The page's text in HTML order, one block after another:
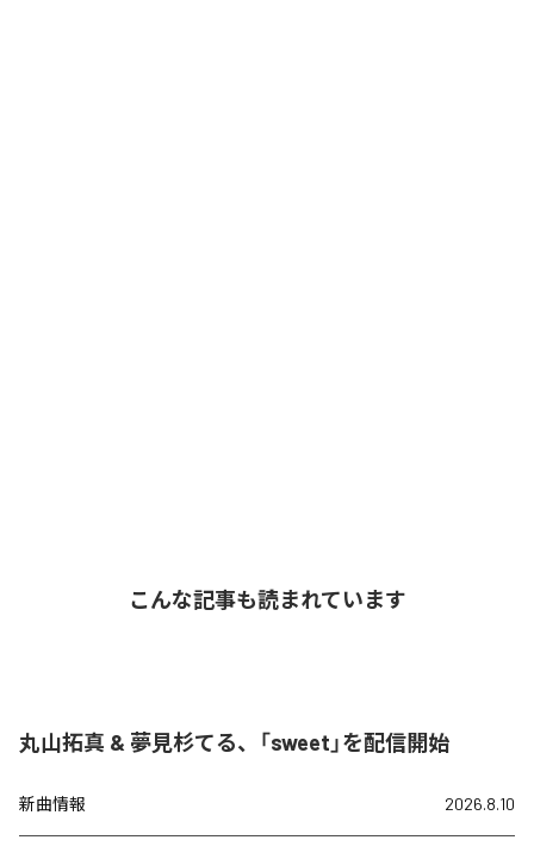
こんな記事も読まれています
丸山拓真 & 夢見杉てる、「sweet」を配信開始
新曲情報 2026.8.10